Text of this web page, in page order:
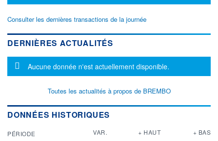
Consulter les dernières transactions de la journée
DERNIÈRES ACTUALITÉS
Message d'information
Aucune donnée n'est actuellement disponible.
Toutes les actualités à propos de BREMBO
DONNÉES HISTORIQUES
PÉRIODE VAR. + HAUT + BAS